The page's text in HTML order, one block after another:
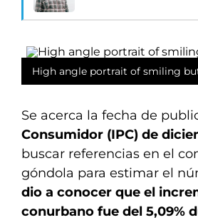
High angle portrait of smiling
Se acerca la fecha de
Consumidor (IPC) de
buscar referencias en el
góndola para estimar el
dio a conocer que el
conurbano fue del 5,09%